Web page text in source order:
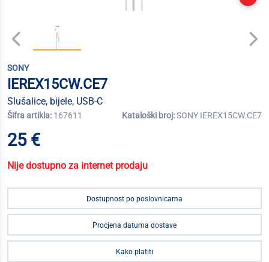
SONY
IEREX15CW.CE7
Slušalice, bijele, USB-C
Šifra artikla: 167611 Kataloški broj:SONY IEREX15CW.CE7
25 €
Nije dostupno za internet prodaju
Dostupnost po poslovnicama
Procjena datuma dostave
Kako platiti